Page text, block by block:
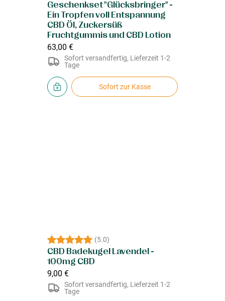
Geschenkset "Glücksbringer" -
Ein Tropfen voll Entspannung
CBD Öl, Zuckersüß
Fruchtgummis und CBD Lotion
63,00 €
Sofort versandfertig, Lieferzeit 1-2
Tage
Sofort zur Kasse
(5.0)
CBD Badekugel Lavendel -
100mg CBD
9,00 €
Sofort versandfertig, Lieferzeit 1-2
Tage